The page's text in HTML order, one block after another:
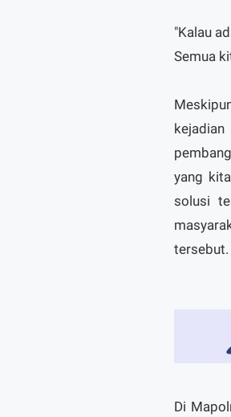
"Kalau
Semua
yang
solusi
tersebut.
Di